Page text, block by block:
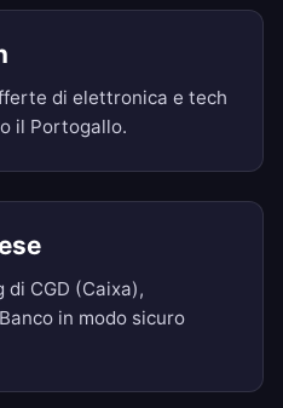
di elettronica e tech
il Portogallo.
CGD (Caixa),
in modo sicuro